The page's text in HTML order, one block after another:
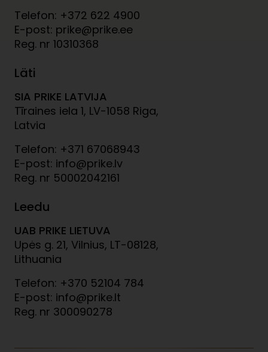
Telefon: +372 622 4900
E-post: prike@prike.ee
Reg. nr 10310368
Läti
SIA PRIKE LATVIJA
Tīraines iela 1, LV-1058 Riga,
Latvia
Telefon: +371 67068943
E-post: info@prike.lv
Reg. nr 50002042161
Leedu
UAB PRIKE LIETUVA
Upės g. 21, Vilnius, LT-08128,
Lithuania
Telefon: +370 52104 784
E-post: info@prike.lt
Reg. nr 300090278